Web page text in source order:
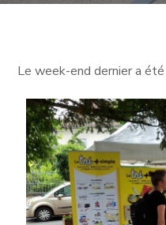
Le week-end dernier a été